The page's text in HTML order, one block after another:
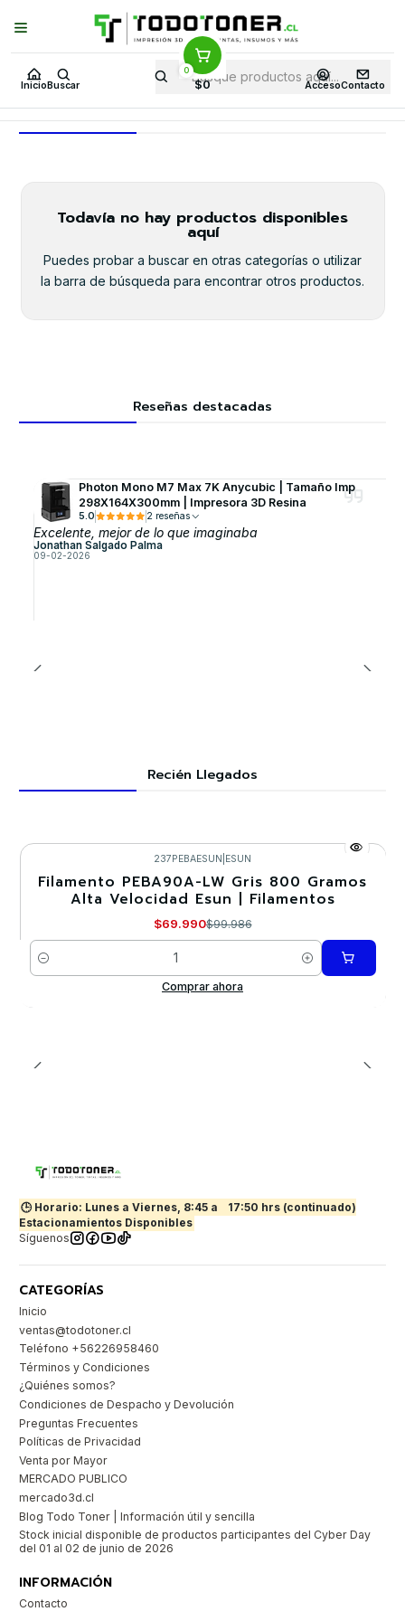
Inicio Buscar
0
$0 AccesoContacto
Puedes Elegir: Comprar enTienda· Despachoa Todo Chile · Retiro en
Tienda en24 Horas
Inicio Todo 3D ALTA VELOCIDAD PLA+
PLA+
Todavía no hay productos disponibles
aquí
Puedes probar a buscar en otras categorías o utilizar
la barra de búsqueda para encontrar otros productos.
Reseñas destacadas
Photon Mono M7 Max 7K Anycubic | Tamaño Imp
298X164X300mm | Impresora 3D Resina
5.0 2 reseñas
Excelente, mejor de lo que imaginaba
Jonathan Salgado Palma
09-02-2026
Recién Llegados
-30%
237PEBAESUN ESUN
Filamento PEBA90A-LW Gris 800 Gramos
Alta Velocidad Esun | Filamentos
$69.990$99.986
Cantidad
Comprar ahora
🕒 Horario: Lunes a Viernes, 8:45 a
17:50 hrs (continuado)
Estacionamientos Disponibles
Síguenos
CATEGORÍAS
Inicio
ventas@todotoner.cl
Teléfono +56226958460
Términos y Condiciones
¿Quiénes somos?
Condiciones de Despacho y Devolución
Preguntas Frecuentes
Políticas de Privacidad
Venta por Mayor
MERCADO PUBLICO
mercado3d.cl
Blog Todo Toner | Información útil y sencilla
Stock inicial disponible de productos participantes del Cyber Day
del 01 al 02 de junio de 2026
INFORMACIÓN
Contacto